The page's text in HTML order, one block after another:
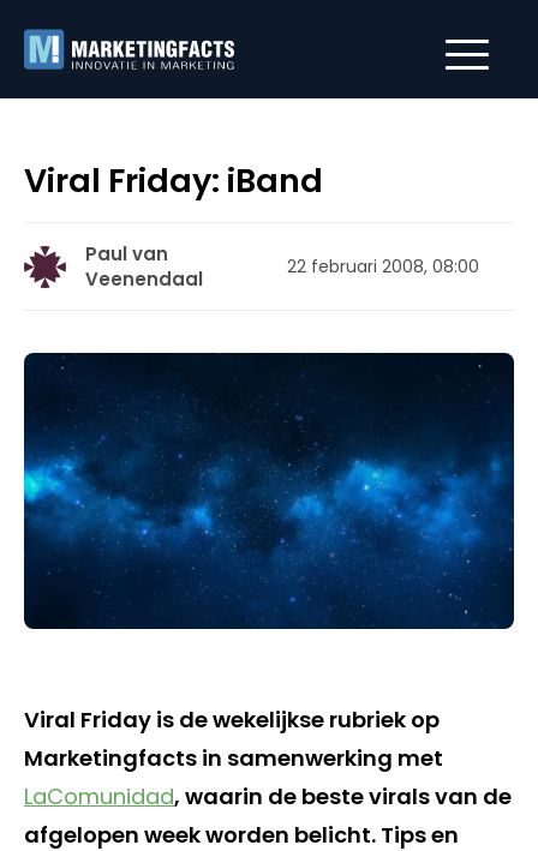
Viral Friday: iBand
Paul van
Veenendaal
22 februari 2008, 08:00
Viral Friday is de wekelijkse rubriek op
Marketingfacts in samenwerking met
LaComunidad, waarin de beste virals van de
afgelopen week worden belicht. Tips en